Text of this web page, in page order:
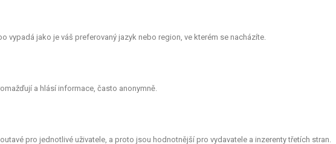
jako je váš preferovaný jazyk nebo region, ve kterém se nacházíte.
a hlásí informace, často anonymně.
pro jednotlivé uživatele, a proto jsou hodnotnější pro vydavatele a inzerenty třetích stran.